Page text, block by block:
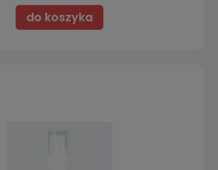
do koszyka